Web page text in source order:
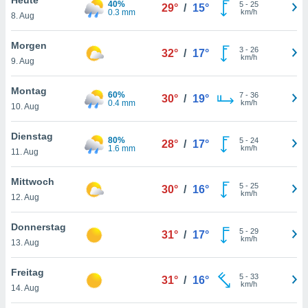
oder
Partner
es uns
das
der
Profil zu
Ihnen
finden
. Sie
jederzeit
Rand
8. Aug
40%
0.3 mm
29° / 15° 5- 25
km/h
Morgen
9. Aug
32° / 17° 3- 26
km/h
Montag
10. Aug
60%
0.4 mm
30° / 19° 7- 36
km/h
Dienstag
11. Aug
80%
1.6 mm
28° / 17° 5- 24
km/h
Mittwoch
12. Aug
30° / 16° 5- 25
km/h
Donnerstag
13. Aug
31° / 17° 5- 29
km/h
Freitag
14. Aug
31° / 16° 5- 33
km/h